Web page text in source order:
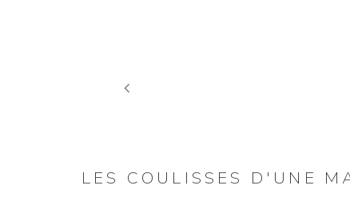
Previous
LES COULISSES D'UNE